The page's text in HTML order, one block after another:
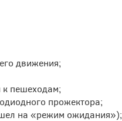
движения;
пешеходам;
прожектора;
на «режим ожидания»);